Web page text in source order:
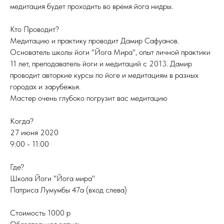
медитация будет проходить во время йога нидры.
Кто Проводит?
Медитацию и практику проводит Дамир Сафуанов.
Основатель школы йоги "Йога Мира", опыт личной практики
11 лет, преподаватель йоги и медитаций с 2013. Дамир
проводит авторкие курсы по йоге и медитациям в разных
городах и зарубежья.
Мастер очень глубоко погрузит вас медитацию
Когда?
27 июня 2020
9:00 - 11:00
Где?
Школа Йоги "Йога мира"
Патриса Лумумбы 47а (вход слева)
Стоимость 1000 р